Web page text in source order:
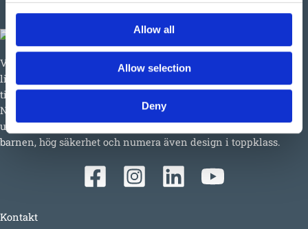
Allow all
Allow selection
Deny
Vi har så mycket vi skulle vilja berätta om detta både stora och
lilla företag i Ulefoss, Norge. Ett familjeföretag som i snart 50 år
tillverkat och sålt lekplatsutrustning, parkmöbler m.m. i
Norden. Tillväxten beror faktiskt mest på produkterna i sig;
underhållsfritt, lång garanti, inspirerande utmaningar för
barnen, hög säkerhet och numera även design i toppklass.
Kontakt